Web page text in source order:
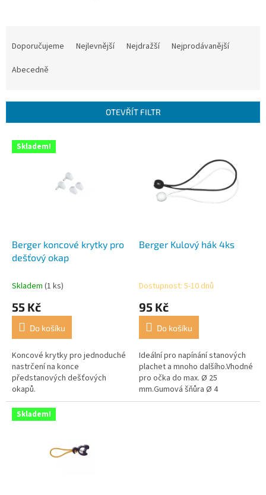
r
Doporučujeme Nejlevnější Nejdražší
Nejprodávanější
Abecedně
OTEVŘÍT FILTR
V Skladem!
Berger koncové krytky pro
dešťový okap
Skladem (1 ks)
55 Kč
Do košíku
Koncové krytky pro jednoduché
nastrčení na konce
předstanových dešťových
okapů.
Berger Kulový hák 4ks
Dostupnost: 5-10 dnů
95 Kč
Do košíku
Ideální pro napínání stanových
plachet a mnoho dalšího.Vhodné
pro očka do max. Ø 25
mm.Gumová šňůra Ø 4
mm.Balení 4 ks.
Skladem!